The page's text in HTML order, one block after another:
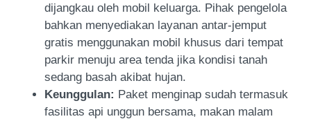
dijangkau oleh mobil keluarga. Pihak pengelola
bahkan menyediakan layanan antar-jemput
gratis menggunakan mobil khusus dari tempat
parkir menuju area tenda jika kondisi tanah
sedang basah akibat hujan.
Keunggulan: Paket menginap sudah termasuk
fasilitas api unggun bersama, makan malam